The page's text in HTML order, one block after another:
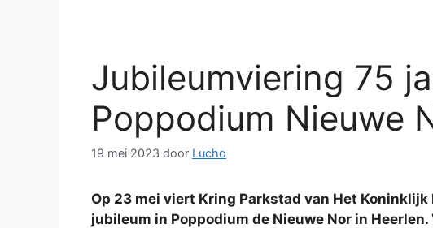
Jubileumviering 75
Poppodium Nieuwe
19 mei 2023 door Lucho
Op 23 mei viert Kring Parkstad van Het
jubileum in Poppodium de Nieuwe Nor in